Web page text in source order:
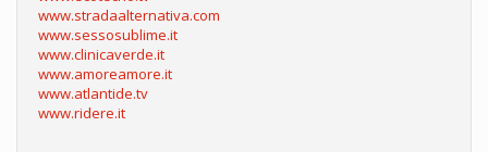
www.stradaalternativa.com
www.sessosublime.it
www.clinicaverde.it
www.amoreamore.it
www.atlantide.tv
www.ridere.it